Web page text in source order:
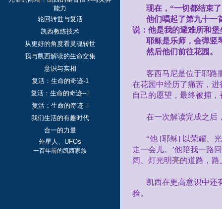
能力
轮回转世与复活
凯西教练技术
从更好的角度看灵魂转世
我与凯西解读的生命交集
意识与实相
复活：生命的奇迹-1
复活：生命的奇迹--2
复活：生命的奇迹-3
我们生活的有趣时代
合一的力量
外星人、UFOs
一百年前的凯西家族
现在，“一切都结束
他们唱起了第九十一
说：他是我的避难所和
耶稣是乐师，会弹竖
然后他们前往花园。
客西马尼是位于耶路
在花园中经历了痛苦，
自己的愿望，最终被捕
在一次解读完成之后
“他 [耶稣] 以荣耀、
走一会儿。’他陪我一路
阔、灯光明亮的道路，
凯西在更高意识中还
验。